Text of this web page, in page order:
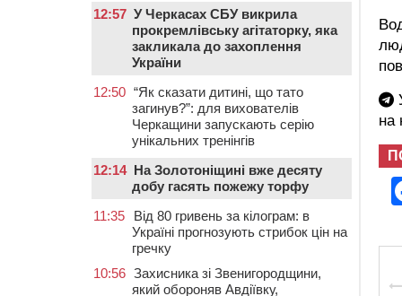
на
12:57 У Черкасах СБУ викрила
прокремлівську агітаторку, яка
закликала до захоплення
України
12:50 “Як сказати дитині, що тато
загинув?”: для вихователів
Черкащини запускають серію
унікальних тренінгів
12:14 На Золотоніщині вже десяту
добу гасять пожежу торфу
11:35
Від 80 гривень за кілограм: в
Україні прогнозують стрибок цін на
гречку
10:56 Захисника зі Звенигородщини,
який обороняв Авдіївку,